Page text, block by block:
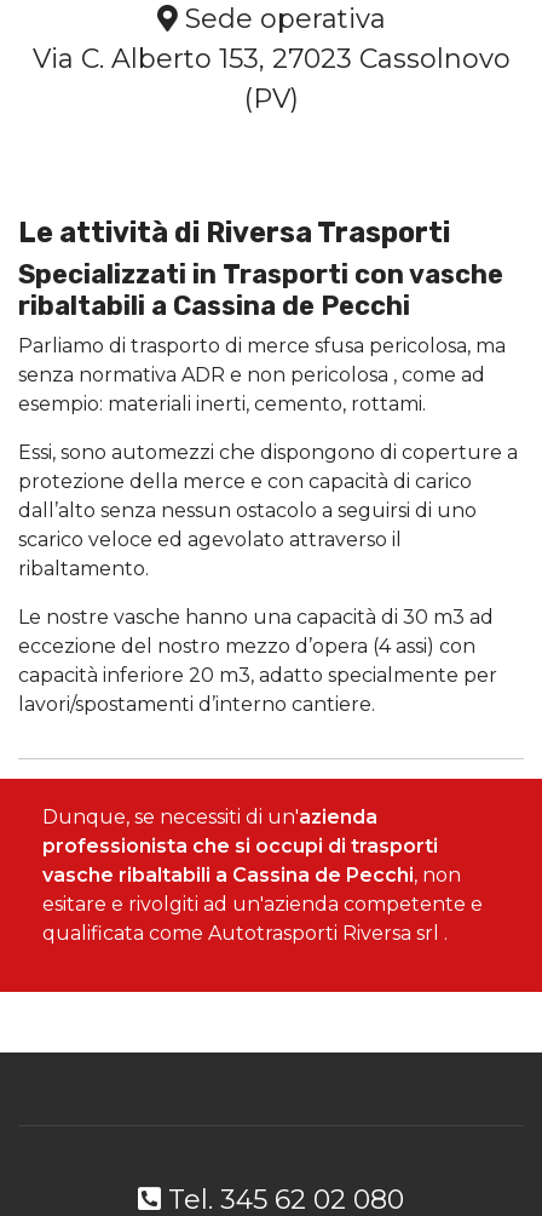
Sede operativa
Via C. Alberto 153, 27023 Cassolnovo
(PV)
Le attività di Riversa Trasporti
Specializzati in Trasporti con vasche
ribaltabili a Cassina de Pecchi
Parliamo di trasporto di merce sfusa pericolosa, ma
senza normativa ADR e non pericolosa , come ad
esempio: materiali inerti, cemento, rottami.
Essi, sono automezzi che dispongono di coperture a
protezione della merce e con capacità di carico
dall’alto senza nessun ostacolo a seguirsi di uno
scarico veloce ed agevolato attraverso il
ribaltamento.
Le nostre vasche hanno una capacità di 30 m3 ad
eccezione del nostro mezzo d’opera (4 assi) con
capacità inferiore 20 m3, adatto specialmente per
lavori/spostamenti d’interno cantiere.
Dunque, se necessiti di un'azienda
professionista che si occupi di trasporti
vasche ribaltabili a Cassina de Pecchi, non
esitare e rivolgiti ad un'azienda competente e
qualificata come Autotrasporti Riversa srl .
Tel. 345 62 02 080